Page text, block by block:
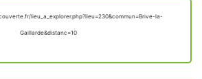
lieu_a_explorer.php?lieu=230&commun=Brive-la-
Gaillarde&distanc=10